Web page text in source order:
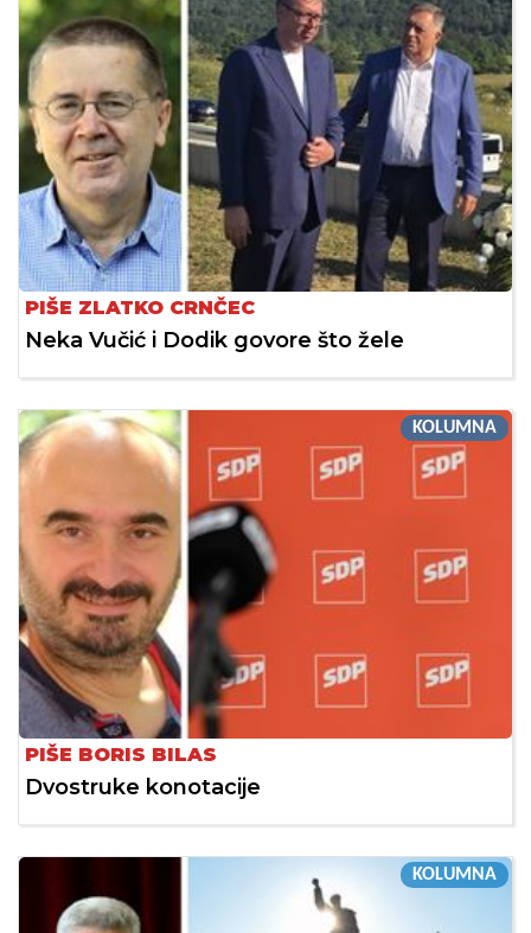
PIŠE ZLATKO CRNČEC
Neka Vučić i Dodik govore što žele
KOLUMNA
PIŠE BORIS BILAS
Dvostruke konotacije
KOLUMNA